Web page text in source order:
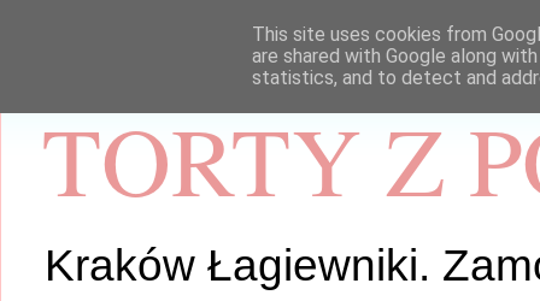
TORTY Z
Kraków Łagiewniki.
This site uses cookies from
are shared with Google along
statistics, and to detect and